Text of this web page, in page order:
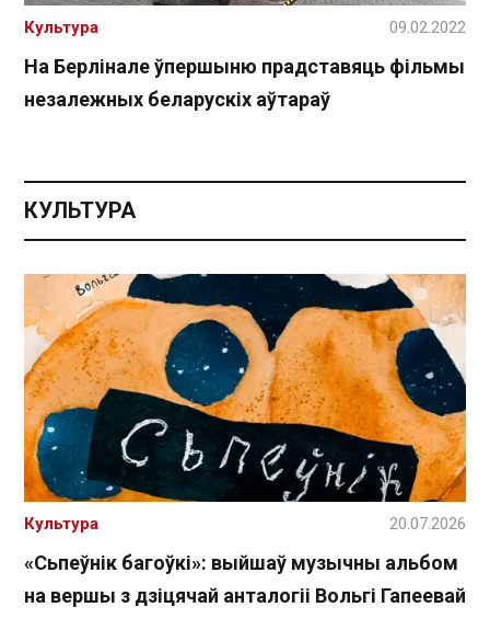
На Берлінале ўпершыню прадставяць фільмы
незалежных беларускіх аўтараў
Культура 09.02.2022
КУЛЬТУРА
«Сьпеўнік багоўкі»: выйшаў музычны альбом
на вершы з дзіцячай анталогіі Вольгі Гапеевай
Культура 20.07.2026